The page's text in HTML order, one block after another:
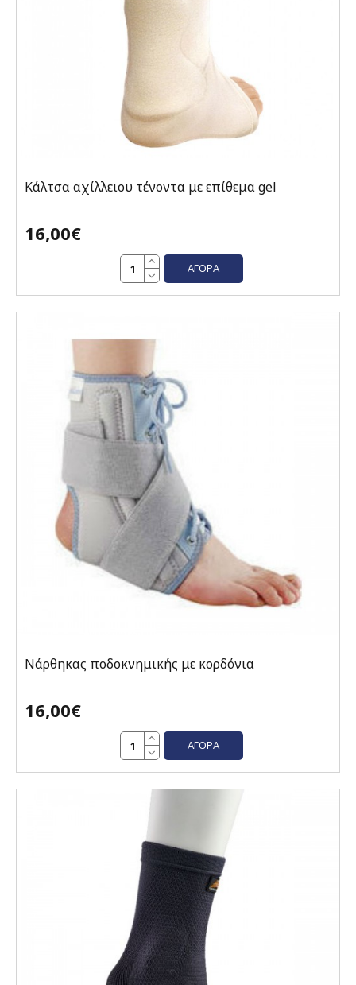
Κάλτσα αχίλλειου τένοντα με επίθεμα gel
16,00€
ΑΓΟΡΆ
Νάρθηκας ποδοκνημικής με κορδόνια
16,00€
ΑΓΟΡΆ